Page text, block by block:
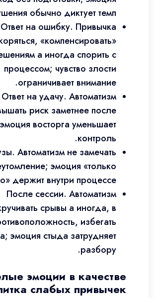
обычно диктует темп.
Ответ на ошибку. Привычка
«компенсировать»
а иногда спорить с
процессом; чувство злости
ограничивает внимание.
Ответ на удачу. Автоматизм
риск заметнее после
восторга уменьшает
контроль.
Автоматизм не замечать
эмоция «только
держит внутри процессе.
После сессии. Автоматизм
срывы а иногда, в
избегать
эмоция стыда затрудняет
разбору.
эмоции в качестве
слабых привычек